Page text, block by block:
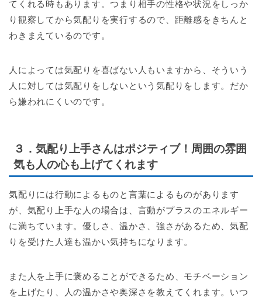
てくれる時もあります。つまり相手の性格や状況をしっか
り観察してから気配りを実行するので、距離感をきちんと
わきまえているのです。
人によっては気配りを喜ばない人もいますから、そういう
人に対しては気配りをしないという気配りをします。だか
ら嫌われにくいのです。
３．気配り上手さんはポジティブ！周囲の雰囲
気も人の心も上げてくれます
気配りには行動によるものと言葉によるものがあります
が、気配り上手な人の場合は、言動がプラスのエネルギー
に満ちています。優しさ、温かさ、強さがあるため、気配
りを受けた人達も温かい気持ちになります。
また人を上手に褒めることができるため、モチベーション
を上げたり、人の温かさや奥深さを教えてくれます。いつ